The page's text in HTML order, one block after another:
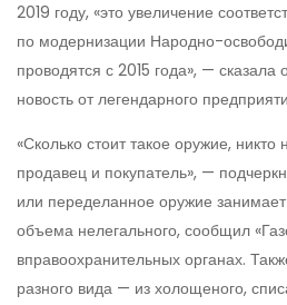
2019 году, «это увеличение
по модернизации Народно-
проводятся с 2015 года», —
новость от легендарного
«Сколько стоит такое оружие, никто
продавец и покупатель», —
или переделанное оружие
объема нелегального, сообщил
вправоохранительных органах.
разного вида — из холощеного,